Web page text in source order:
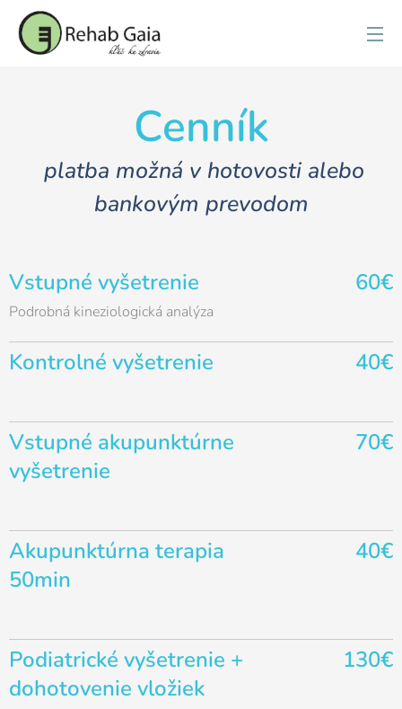
Cenník
platba možná v hotovosti alebo
bankovým prevodom
Vstupné vyšetrenie
Podrobná kineziologická analýza
60€
Kontrolné vyšetrenie 40€
Vstupné akupunktúrne
vyšetrenie
70€
Akupunktúrna terapia
50min
40€
Podiatrické vyšetrenie +
dohotovenie vložiek
130€